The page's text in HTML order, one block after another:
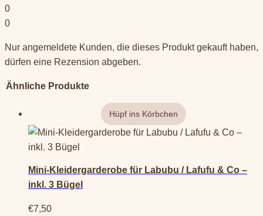
0
0
Nur angemeldete Kunden, die dieses Produkt gekauft haben,
dürfen eine Rezension abgeben.
Ähnliche Produkte
Mini-Kleidergarderobe für Labubu / Lafufu & Co –
inkl. 3 Bügel
€7,50